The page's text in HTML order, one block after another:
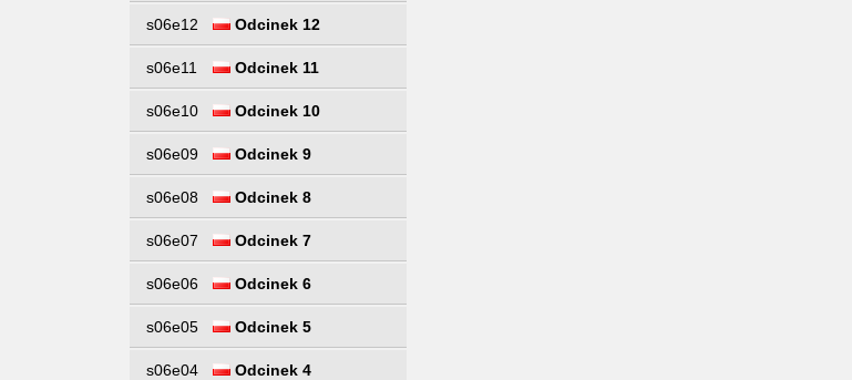
s06e12 Odcinek 12
s06e11 Odcinek 11
s06e10 Odcinek 10
s06e09 Odcinek 9
s06e08 Odcinek 8
s06e07 Odcinek 7
s06e06 Odcinek 6
s06e05 Odcinek 5
s06e04 Odcinek 4